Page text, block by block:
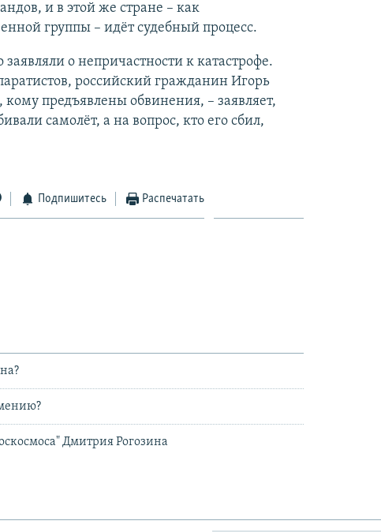
и в этой же стране – как
группы – идёт судебный процесс.
о непричастности к катастрофе.
российский гражданин Игорь
предъявлены обвинения, – заявляет,
самолёт, а на вопрос, кто его сбил,
Подпишитесь Распечатать
Дмитрия Рогозина